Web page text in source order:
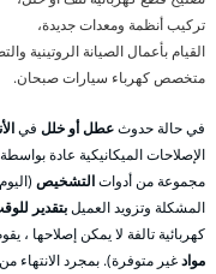
تركيب أنظمة ومعدات جديدة،
القيام بأعمال الصيانة الروتينية
متخصص كهرباء سيارات صبحان.
في حالة حدوثعطل أو خلل في
الإصلاحات الميكانيكية عادة بواسطة
مجموعة من أدواتالتشخيص
المشكلة وتزويد العميلبتقدير
كهربائية تالفة لا يمكن إصلاحها ،
موادغير متوفرة). بمجرد الانتهاء